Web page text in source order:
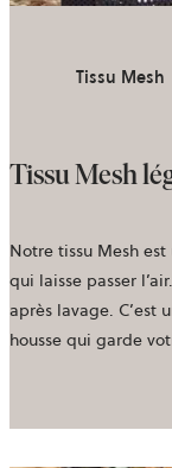
Tissu Mesh
Tissu Mesh
Notre tissu Mesh
qui laisse passer
après lavage. C’est
housse qui garde